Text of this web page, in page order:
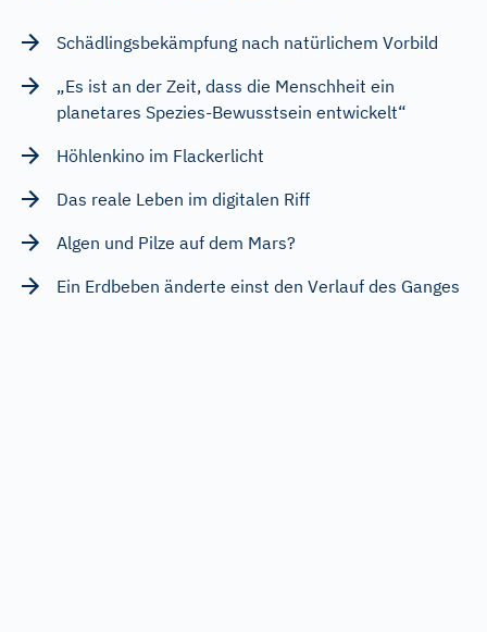
Schädlingsbekämpfung nach natürlichem Vorbild
„Es ist an der Zeit, dass die Menschheit ein
planetares Spezies-Bewusstsein entwickelt“
Höhlenkino im Flackerlicht
Das reale Leben im digitalen Riff
Algen und Pilze auf dem Mars?
Ein Erdbeben änderte einst den Verlauf des Ganges